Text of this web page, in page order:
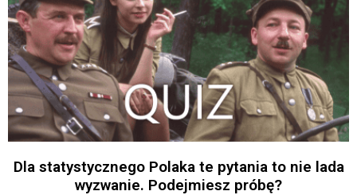
Dla statystycznego Polaka te pytania to nie lada
wyzwanie. Podejmiesz próbę?